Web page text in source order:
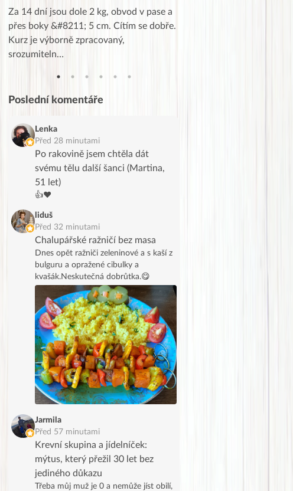
Za 14 dní jsou dole 2 kg, obvod v pase a
přes boky &#8211; 5 cm. Cítím se dobře.
Kurz je výborně zpracovaný,
srozumiteln…
Poslední komentáře
Lenka
Před 28 minutami
Po rakovině jsem chtěla dát
svému tělu další šanci (Martina,
51 let)
👍❤️
liduš
Před 32 minutami
Chalupářské ražničí bez masa
Dnes opět ražniči zeleninové a s kaší z
bulguru a opražené cibulky a
kvašák.Neskutečná dobrůtka.😋
Jarmila
Před 57 minutami
Krevní skupina a jídelníček:
mýtus, který přežil 30 let bez
jediného důkazu
Třeba můj muž je 0 a nemůže jíst obilí,